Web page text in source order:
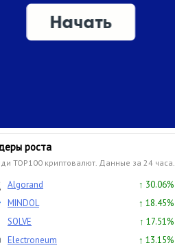
роста
TOP100 криптовалют. Данные за 24 часа.
Algorand
↑ 30.06%
MINDOL
↑ 18.45%
SOLVE
↑ 17.51%
Electroneum
↑ 13.15%